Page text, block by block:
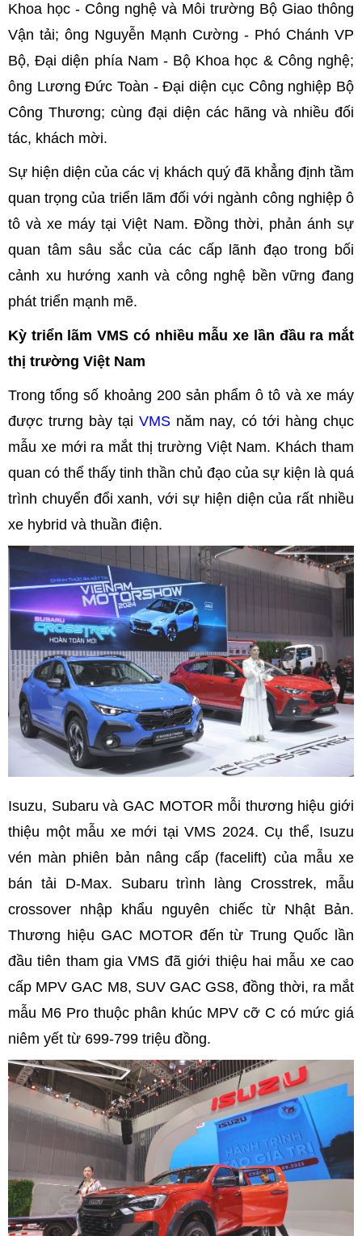
Khoa học - Công nghệ và Môi trường Bộ Giao thông
Vận tải; ông Nguyễn Mạnh Cường - Phó Chánh VP
Bộ, Đại diện phía Nam - Bộ Khoa học & Công nghệ;
ông Lương Đức Toàn - Đại diện cục Công nghiệp Bộ
Công Thương; cùng đại diện các hãng và nhiều đối
tác, khách mời.
Sự hiện diện của các vị khách quý đã khẳng định tầm
quan trọng của triển lãm đối với ngành công nghiệp ô
tô và xe máy tại Việt Nam. Đồng thời, phản ánh sự
quan tâm sâu sắc của các cấp lãnh đạo trong bối
cảnh xu hướng xanh và công nghệ bền vững đang
phát triển mạnh mẽ.
Kỳ triển lãm VMS có nhiều mẫu xe lần đầu ra mắt
thị trường Việt Nam
Trong tổng số khoảng 200 sản phẩm ô tô và xe máy
được trưng bày tại VMS năm nay, có tới hàng chục
mẫu xe mới ra mắt thị trường Việt Nam. Khách tham
quan có thể thấy tinh thần chủ đạo của sự kiện là quá
trình chuyển đổi xanh, với sự hiện diện của rất nhiều
xe hybrid và thuần điện.
Isuzu, Subaru và GAC MOTOR mỗi thương hiệu giới
thiệu một mẫu xe mới tại VMS 2024. Cụ thể, Isuzu
vén màn phiên bản nâng cấp (facelift) của mẫu xe
bán tải D-Max. Subaru trình làng Crosstrek, mẫu
crossover nhập khẩu nguyên chiếc từ Nhật Bản.
Thương hiệu GAC MOTOR đến từ Trung Quốc lần
đầu tiên tham gia VMS đã giới thiệu hai mẫu xe cao
cấp MPV GAC M8, SUV GAC GS8, đồng thời, ra mắt
mẫu M6 Pro thuộc phân khúc MPV cỡ C có mức giá
niêm yết từ 699-799 triệu đồng.